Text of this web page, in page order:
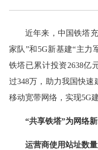
近年来，中国铁塔
家队”和5G新基建“主力
铁塔已累计投资2638亿
过348万，助力我国快
移动宽带网络，实现5G
“共享铁塔”为网络
运营商使用站址数